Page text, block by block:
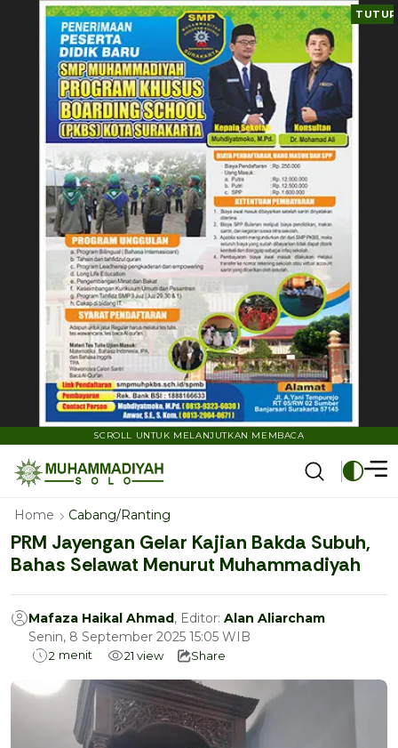
TUTUP
SCROLL UNTUK MELANJUTKAN MEMBACA
Home Cabang/Ranting
PRM Jayengan Gelar Kajian Bakda Subuh,
Bahas Selawat Menurut Muhammadiyah
Mafaza Haikal Ahmad, Editor: Alan Aliarcham
Senin, 8 September 2025 15:05 WIB
2 menit 21 view Share